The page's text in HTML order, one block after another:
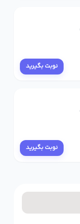
نوبت بگیرید
نوبت بگیرید